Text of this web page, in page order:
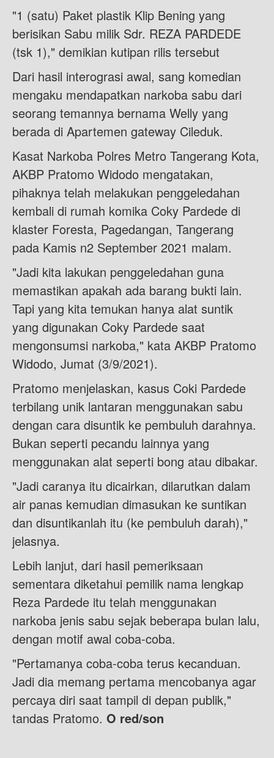
"1 (satu) Paket plastik Klip Bening yang
berisikan Sabu milik Sdr. REZA PARDEDE
(tsk 1)," demikian kutipan rilis tersebut
Dari hasil interograsi awal, sang komedian
mengaku mendapatkan narkoba sabu dari
seorang temannya bernama Welly yang
berada di Apartemen gateway Cileduk.
Kasat Narkoba Polres Metro Tangerang Kota,
AKBP Pratomo Widodo mengatakan,
pihaknya telah melakukan penggeledahan
kembali di rumah komika Coky Pardede di
klaster Foresta, Pagedangan, Tangerang
pada Kamis n2 September 2021 malam.
"Jadi kita lakukan penggeledahan guna
memastikan apakah ada barang bukti lain.
Tapi yang kita temukan hanya alat suntik
yang digunakan Coky Pardede saat
mengonsumsi narkoba," kata AKBP Pratomo
Widodo, Jumat (3/9/2021).
Pratomo menjelaskan, kasus Coki Pardede
terbilang unik lantaran menggunakan sabu
dengan cara disuntik ke pembuluh darahnya.
Bukan seperti pecandu lainnya yang
menggunakan alat seperti bong atau dibakar.
"Jadi caranya itu dicairkan, dilarutkan dalam
air panas kemudian dimasukan ke suntikan
dan disuntikanlah itu (ke pembuluh darah),"
jelasnya.
Lebih lanjut, dari hasil pemeriksaan
sementara diketahui pemilik nama lengkap
Reza Pardede itu telah menggunakan
narkoba jenis sabu sejak beberapa bulan lalu,
dengan motif awal coba-coba.
"Pertamanya coba-coba terus kecanduan.
Jadi dia memang pertama mencobanya agar
percaya diri saat tampil di depan publik,"
tandas Pratomo. O red/son